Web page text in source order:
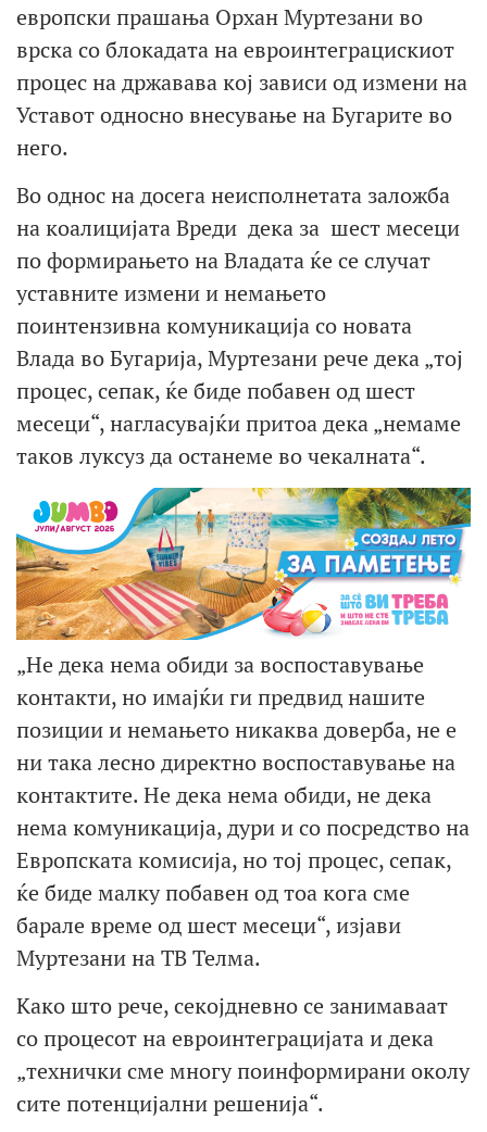
европски прашања Орхан Муртезани во
врска со блокадата на евроинтеграцискиот
процес на државава кој зависи од измени на
Уставот односно внесување на Бугарите во
него.
Во однос на досега неисполнетата заложба
на коалицијата Вреди дека за шест месеци
по формирањето на Владата ќе се случат
уставните измени и немањето
поинтензивна комуникација со новата
Влада во Бугарија, Муртезани рече дека „тој
процес, сепак, ќе биде побавен од шест
месеци“, нагласувајќи притоа дека „немаме
таков луксуз да останеме во чекалната“.
„Не дека нема обиди за воспоставување
контакти, но имајќи ги предвид нашите
позиции и немањето никаква доверба, не е
ни така лесно директно воспоставување на
контактите. Не дека нема обиди, не дека
нема комуникација, дури и со посредство на
Европската комисија, но тој процес, сепак,
ќе биде малку побавен од тоа кога сме
барале време од шест месеци“, изјави
Муртезани на ТВ Телма.
Како што рече, секојдневно се занимаваат
со процесот на евроинтеграцијата и дека
„технички сме многу поинформирани околу
сите потенцијални решенија“.